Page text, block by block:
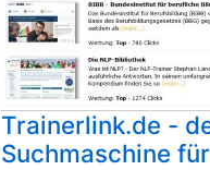
Trainerlink.de -
Suchmaschine